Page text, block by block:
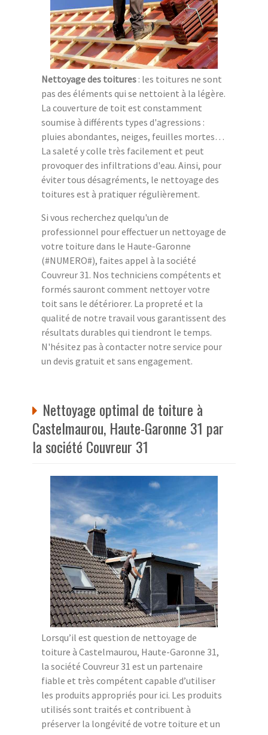
Nettoyage des toitures : les toitures ne sont
pas des éléments qui se nettoient à la légère.
La couverture de toit est constamment
soumise à différents types d'agressions :
pluies abondantes, neiges, feuilles mortes…
La saleté y colle très facilement et peut
provoquer des infiltrations d'eau. Ainsi, pour
éviter tous désagréments, le nettoyage des
toitures est à pratiquer régulièrement.
Si vous recherchez quelqu'un de
professionnel pour effectuer un nettoyage de
votre toiture dans le Haute-Garonne
(#NUMERO#), faites appel à la société
Couvreur 31. Nos techniciens compétents et
formés sauront comment nettoyer votre
toit sans le détériorer. La propreté et la
qualité de notre travail vous garantissent des
résultats durables qui tiendront le temps.
N'hésitez pas à contacter notre service pour
un devis gratuit et sans engagement.
Nettoyage optimal de toiture à
Castelmaurou, Haute-Garonne 31 par
la société Couvreur 31
Lorsqu’il est question de nettoyage de
toiture à Castelmaurou, Haute-Garonne 31,
la société Couvreur 31 est un partenaire
fiable et très compétent capable d’utiliser
les produits appropriés pour ici. Les produits
utilisés sont traités et contribuent à
préserver la longévité de votre toiture et un